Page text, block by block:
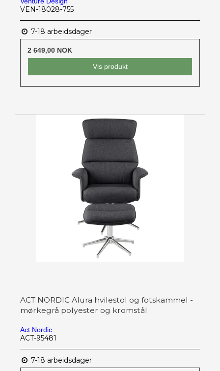
VEN-18028-755
7-18 arbeidsdager
2 649,00 NOK
Vis produkt
ACT NORDIC Alura hvilestol og fotskammel -
mørkegrå polyester og kromstål
Act Nordic
ACT-95481
7-18 arbeidsdager